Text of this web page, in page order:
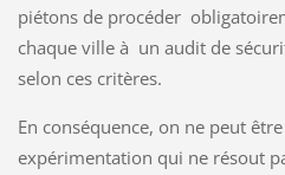
piétons de procéder
chaque ville à un audit de
selon ces critères.
En conséquence, on ne peut
expérimentation qui ne résout